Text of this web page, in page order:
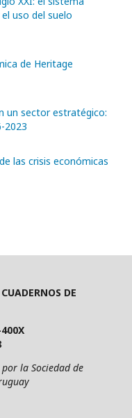
uso del suelo
de Heritage
un sector estratégico:
2023
las crisis económicas
CUADERNOS DE
400X
de